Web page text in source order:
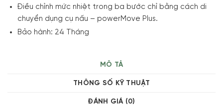
Điều chỉnh mức nhiệt trong ba bước chỉ bằng cách di
chuyển dụng cụ nấu – powerMove Plus.
Bảo hành: 24 Tháng
MÔ TẢ
THÔNG SỐ KỸ THUẬT
ĐÁNH GIÁ (0)